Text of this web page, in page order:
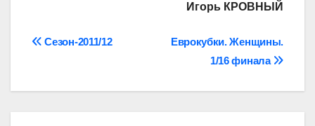
Игорь КРОВНЫЙ
Навігація
Еврокубки. Женщины.
1/16 финала
Сезон-2011/12